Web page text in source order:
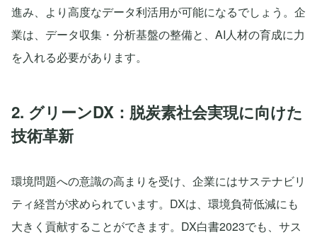
進み、より高度なデータ利活用が可能になるでしょう。企
業は、データ収集・分析基盤の整備と、AI人材の育成に力
を入れる必要があります。
2. グリーンDX：脱炭素社会実現に向けた
技術革新
環境問題への意識の高まりを受け、企業にはサステナビリ
ティ経営が求められています。DXは、環境負荷低減にも
大きく貢献することができます。DX白書2023でも、サス